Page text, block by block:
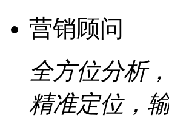
营销顾问
全方位分析，
精准定位，